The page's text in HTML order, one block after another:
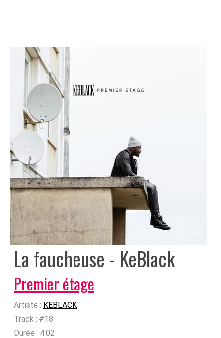
La faucheuse - KeBlack
Premier étage
Artiste : KEBLACK
Track : #18
Durée : 4:02